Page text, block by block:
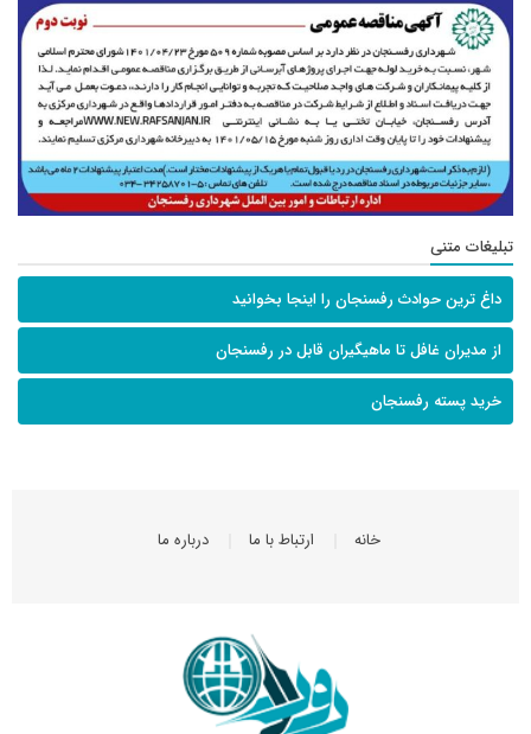
تبلیغات متنی
داغ ترین حوادث رفسنجان را اینجا بخوانید
از مدیران غافل تا ماهیگیران قابل در رفسنجان
خرید پسته رفسنجان
خانه ارتباط با ما درباره ما